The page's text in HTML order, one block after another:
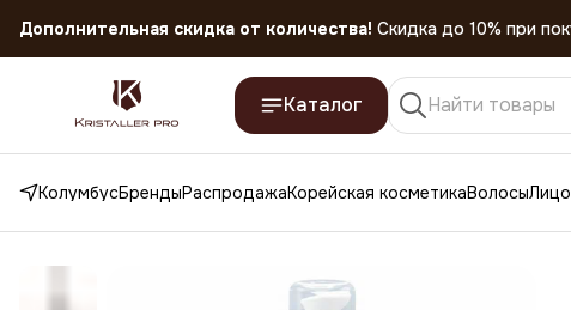
Каталог
КолумбусБрендыРаспродажаКорейская косметикаВолосыЛицо